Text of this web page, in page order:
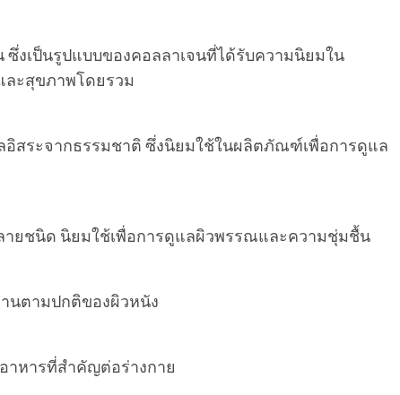
ซึ่งเป็นรูปแบบของคอลลาเจนที่ได้รับความนิยมใน
ะสุขภาพโดยรวม
สระจากธรรมชาติ ซึ่งนิยมใช้ในผลิตภัณฑ์เพื่อการดูแล
ยชนิด นิยมใช้เพื่อการดูแลผิวพรรณและความชุ่มชื้น
นตามปกติของผิวหนัง
าหารที่สำคัญต่อร่างกาย